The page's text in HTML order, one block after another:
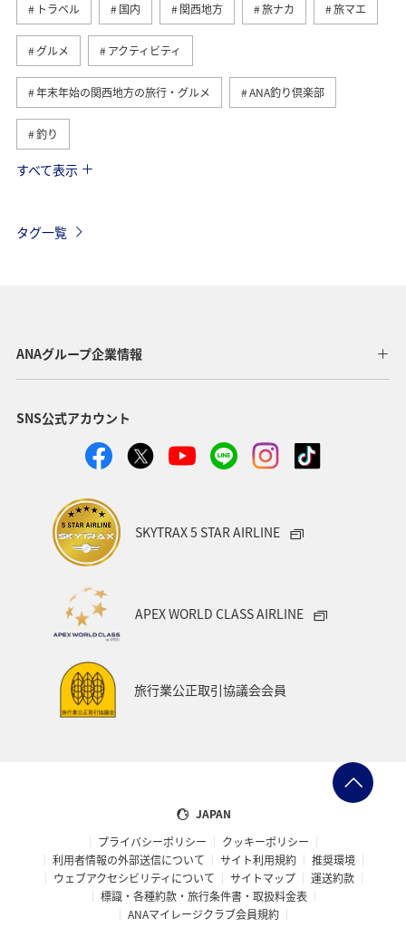
トラベル 国内 関西地方 旅ナカ 旅マエ
グルメ アクティビティ
年末年始の関西地方の旅行・グルメ ANA釣り倶楽部
釣り
兵庫県
マアジ アオリイカ 冬 クロダイ 八丈島
沖縄
すべて表示
タグ一覧
ANAグループ企業情報
SNS公式アカウント
SKYTRAX 5 STAR AIRLINE
APEX WORLD CLASS AIRLINE
旅行業公正取引協議会会員
JAPAN
プライバシーポリシー
クッキーポリシー
利用者情報の外部送信について
サイト利用規約
推奨環境
ウェブアクセシビリティについて
サイトマップ
運送約款
標識・各種約款・旅行条件書・取扱料金表
ANAマイレージクラブ会員規約